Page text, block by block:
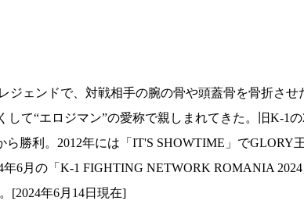
日程
結果
ジェンドで、対戦相手の腕の骨や頭蓋骨を骨折させ
て“エロジマン”の愛称で親しまれてきた。旧K-1の
勝利。2012年には「IT'S SHOWTIME」でGLORY
6月の「K-1 FIGHTING NETWORK ROMANIA
[2024年6月14日現在]